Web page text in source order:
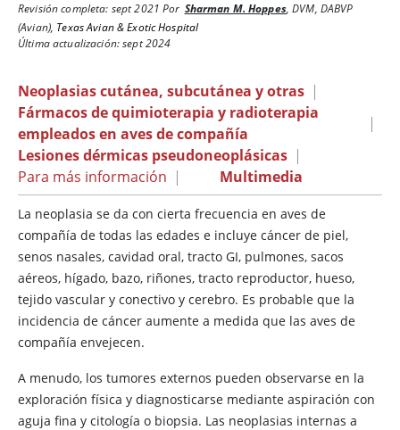
Revisión completa: sept 2021 Por Sharman M. Hoppes,DVM, DABVP
(Avian), Texas Avian & Exotic Hospital
Última actualización: sept 2024
Neoplasias cutánea, subcutánea y otras |
Fármacos de quimioterapia y radioterapia
empleados en aves de compañía
|
Lesiones dérmicas pseudoneoplásicas |
Para más información | Multimedia
La neoplasia se da con cierta frecuencia en aves de
compañía de todas las edades e incluye cáncer de piel,
senos nasales, cavidad oral, tracto GI, pulmones, sacos
aéreos, hígado, bazo, riñones, tracto reproductor, hueso,
tejido vascular y conectivo y cerebro. Es probable que la
incidencia de cáncer aumente a medida que las aves de
compañía envejecen.
A menudo, los tumores externos pueden observarse en la
exploración física y diagnosticarse mediante aspiración con
aguja fina y citología o biopsia. Las neoplasias internas a